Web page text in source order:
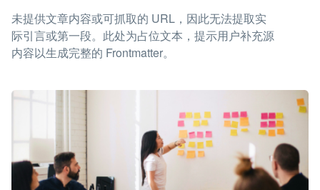
未提供文章内容或可抓取的 URL，因此无法提取实
际引言或第一段。此处为占位文本，提示用户补充源
内容以生成完整的 Frontmatter。